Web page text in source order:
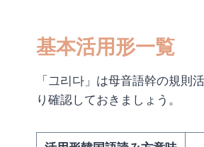
基本活用形一覧
「그리다」は母音語幹の規則
り確認しておきましょう。